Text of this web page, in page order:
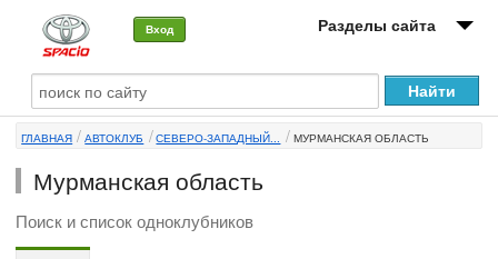
Вход Разделы сайта
О машине
Автоклуб
Форумы
Сервисы и услуги
ГЛАВНАЯ АВТОКЛУБ СЕВЕРО-ЗАПАДНЫЙ... МУРМАНСКАЯ ОБЛАСТЬ
Мурманская область
Поиск и список одноклубников